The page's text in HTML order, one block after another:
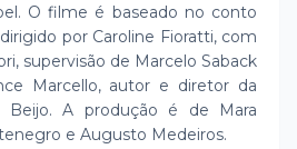
O filme é baseado no conto
por Caroline Fioratti, com
supervisão de Marcelo Saback
Marcello, autor e diretor da
Beijo. A produção é de Mara
e Augusto Medeiros.